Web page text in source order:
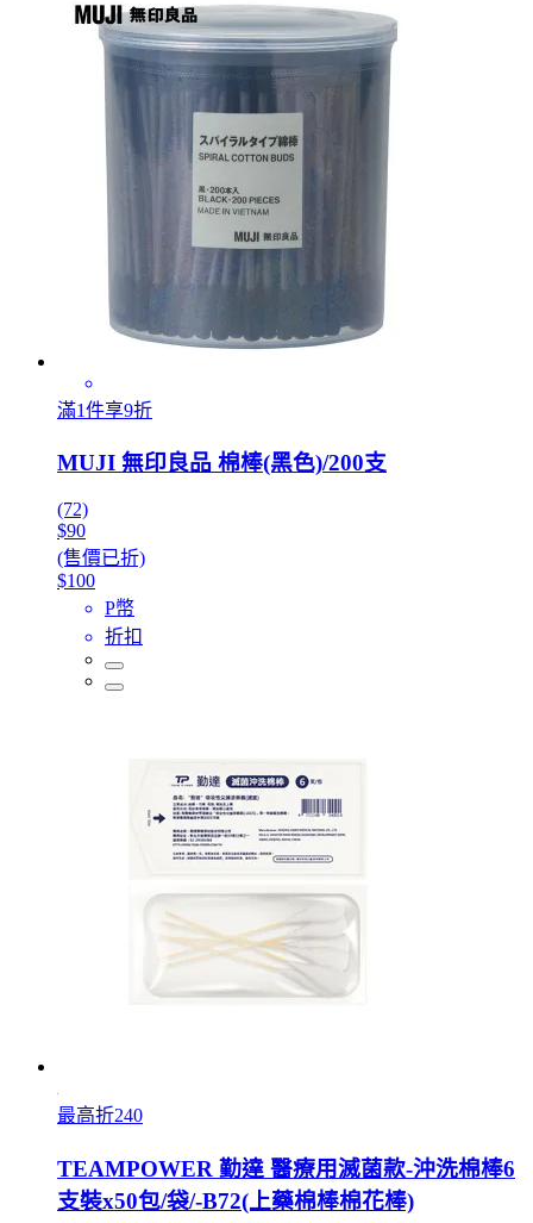
滿1件享9折
MUJI 無印良品 棉棒(黑色)/200支
(72)
$90
(售價已折)
$100
P幣
折扣
最高折240
TEAMPOWER 勤達 醫療用滅菌款-沖洗棉棒6
支裝x50包/袋/-B72(上藥棉棒棉花棒)